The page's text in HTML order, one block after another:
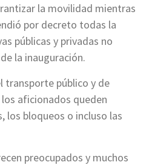
la movilidad mientras
por decreto todas la
públicas y privadas no
la inauguración.
transporte público y de
aficionados queden
los bloqueos o incluso las
preocupados y muchos